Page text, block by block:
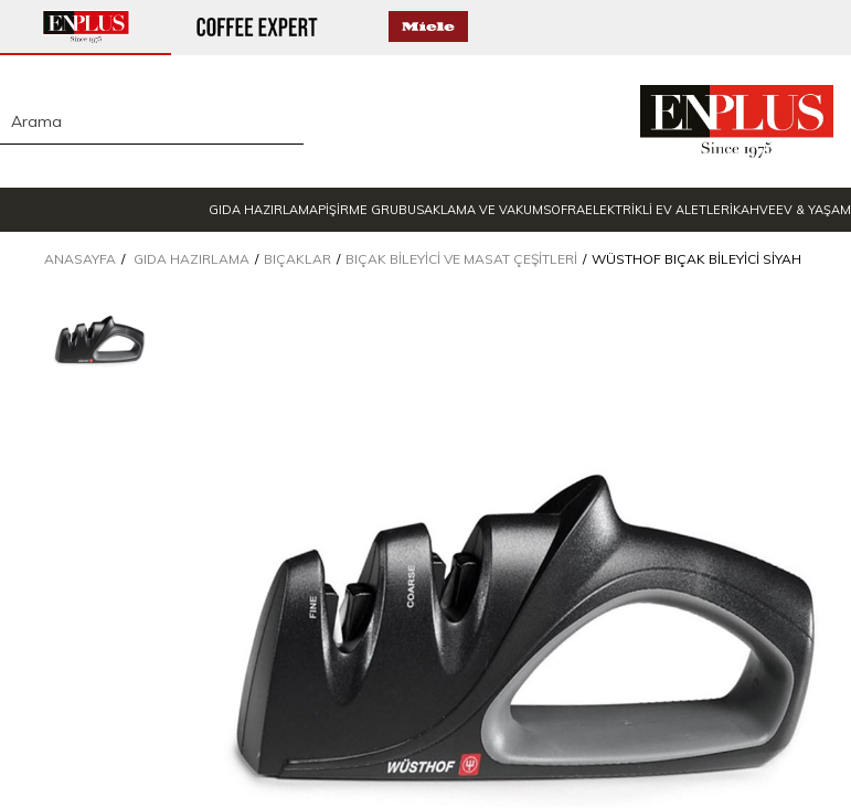
GIDA HAZIRLAMAPİŞİRME GRUBUSAKLAMA VE VAKUMSOFRAELEKTRİKLİ EV ALETLERİKAHVEEV & YAŞAM
ANASAYFA GIDA HAZIRLAMA BIÇAKLAR BIÇAK BILEYICI VE MASAT ÇEŞITLERI WÜSTHOF BIÇAK BILEYICI SIYAH